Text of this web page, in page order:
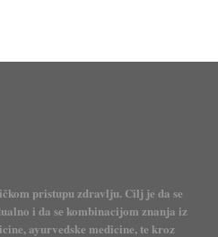
pristupu zdravlju. Cilj je da se
i da se kombinacijom znanja iz
ayurvedske medicine, te kroz